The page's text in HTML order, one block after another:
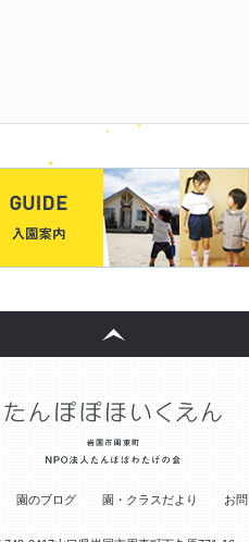
園のブログ 園・クラスだより お